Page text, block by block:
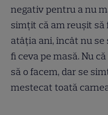
negativ pentru a nu
simțit că am reușit să
atâția ani, încât nu se
fi ceva pe masă. Nu
să o facem, dar se
mestecat toată